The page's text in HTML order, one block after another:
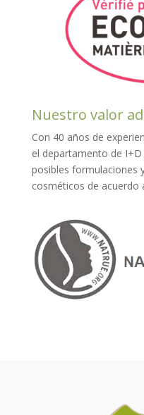
Nuestro valor
Con 40 años de
el departamento de
posibles formulaciones
cosméticos de acuerdo